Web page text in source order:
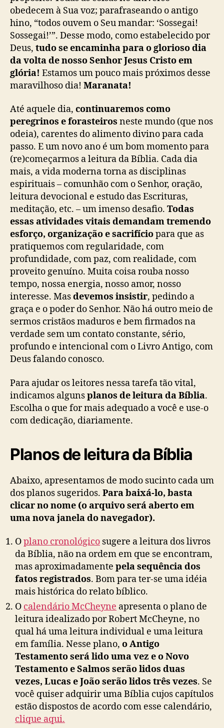
obedecem à Sua voz; parafraseando o antigo
hino, “todos ouvem o Seu mandar: ‘Sossegai!
Sossegai!’”. Desse modo, como estabelecido por
Deus, tudo se encaminha para o glorioso dia
da volta de nosso Senhor Jesus Cristo em
glória! Estamos um pouco mais próximos desse
maravilhoso dia! Maranata!
Até aquele dia, continuaremos como
peregrinos e forasteiros neste mundo (que nos
odeia), carentes do alimento divino para cada
passo. E um novo ano é um bom momento para
(re)começarmos a leitura da Bíblia. Cada dia
mais, a vida moderna torna as disciplinas
espirituais – comunhão com o Senhor, oração,
leitura devocional e estudo das Escrituras,
meditação, etc. – um imenso desafio. Todas
essas atividades vitais demandam tremendo
esforço, organização e sacrifíciopara que as
pratiquemos com regularidade, com
profundidade, com paz, com realidade, com
proveito genuíno. Muita coisa rouba nosso
tempo, nossa energia, nosso amor, nosso
interesse. Masdevemos insistir, pedindo a
graça e o poder do Senhor. Não há outro meio de
sermos cristãos maduros e bem firmados na
verdade sem um contato constante, sério,
profundo e intencional com o Livro Antigo, com
Deus falando conosco.
Para ajudar os leitores nessa tarefa tão vital,
indicamos algunsplanos de leitura da Bíblia.
Escolha o que for mais adequado a você e use-o
com dedicação, diariamente.
Planos de leitura da Bíblia
Abaixo, apresentamos de modo sucinto cada um
dos planos sugeridos. Para baixá-lo, basta
clicar no nome (o arquivo será aberto em
uma nova janela do navegador).
Oplano cronológico sugere a leitura dos livros
da Bíblia, não na ordem em que se encontram,
mas aproximadamente pela sequência dos
fatos registrados. Bom para ter-se uma idéia
mais histórica do relato bíblico.
O calendário McCheyne apresenta o plano de
leitura idealizado por Robert McCheyne, no
qual há uma leitura individual e uma leitura
em família. Nesse plano, o Antigo
Testamento será lido uma vez e o Novo
Testamento e Salmos serão lidos duas
vezes, Lucas e João serão lidos três vezes. Se
você quiser adquirir uma Bíblia cujos capítulos
estão dispostos de acordo com esse calendário,
clique aqui.